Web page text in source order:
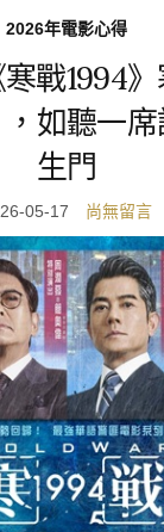
2026年電影心得
戰1994
，如聽一
生門
05-17 尚無留言